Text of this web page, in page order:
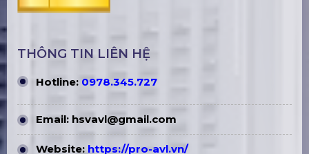
THÔNG TIN LIÊN HỆ
Hotline: 0978.345.727
Email: hsvavl@gmail.com
Website: https://pro-avl.vn/